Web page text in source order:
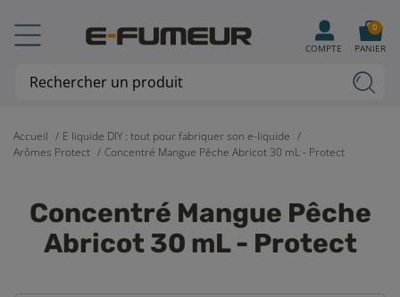
Accueil
E liquide DIY : tout pour fabriquer son e-liquide
Arômes Protect
Concentré Mangue Pêche Abricot 30 mL - Protect
Concentré Mangue Pêche
Abricot 30 mL - Protect
COMPTE PANIER
0